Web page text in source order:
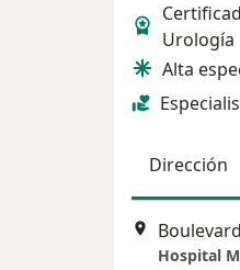
Urología
Alta
Dirección
Hospital